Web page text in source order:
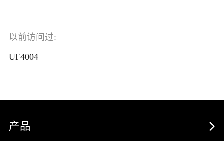
以前访问过:
UF4004
产品